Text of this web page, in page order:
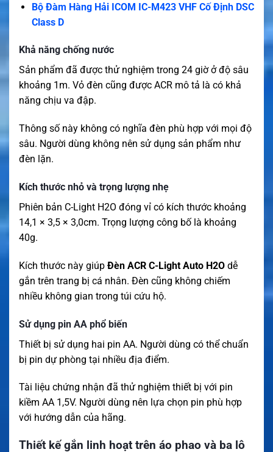
Bộ Đàm Hàng Hải ICOM IC-M423 VHF Cố Định DSC
Class D
Khả năng chống nước
Sản phẩm đã được thử nghiệm trong 24 giờ ở độ sâu
khoảng 1m. Vỏ đèn cũng được ACR mô tả là có khả
năng chịu va đập.
Thông số này không có nghĩa đèn phù hợp với mọi độ
sâu. Người dùng không nên sử dụng sản phẩm như
đèn lặn.
Kích thước nhỏ và trọng lượng nhẹ
Phiên bản C-Light H2O đóng vỉ có kích thước khoảng
14,1 × 3,5 × 3,0cm. Trọng lượng công bố là khoảng
40g.
Kích thước này giúp Đèn ACR C-Light Auto H2O dễ
gắn trên trang bị cá nhân. Đèn cũng không chiếm
nhiều không gian trong túi cứu hộ.
Sử dụng pin AA phổ biến
Thiết bị sử dụng hai pin AA. Người dùng có thể chuẩn
bị pin dự phòng tại nhiều địa điểm.
Tài liệu chứng nhận đã thử nghiệm thiết bị với pin
kiềm AA 1,5V. Người dùng nên lựa chọn pin phù hợp
với hướng dẫn của hãng.
Thiết kế gắn linh hoạt trên áo phao và ba lô